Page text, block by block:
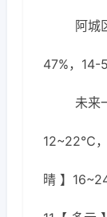
阿城
47%，14-5
未来
12~22℃
晴 】